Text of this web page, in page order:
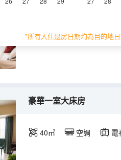
*所有入住退房日期均為目的地
60㎡ 10層
豪華一室大床房
40㎡ 空調 電